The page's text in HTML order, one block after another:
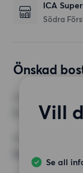
ICA
Södra
Önskad
Vill
Se all
MINST ANTAL